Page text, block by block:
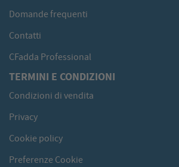
Domande frequenti
Contatti
CFadda Professional
TERMINI E CONDIZIONI
Condizioni di vendita
Privacy
Cookie policy
Preferenze Cookie